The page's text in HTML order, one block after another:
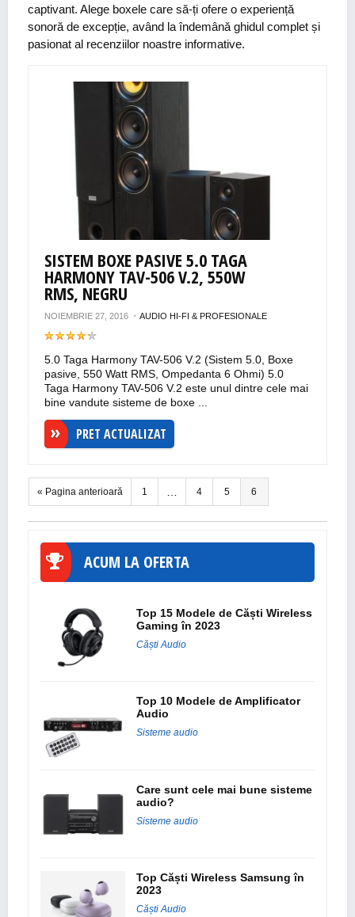
captivant. Alege boxele care să-ți ofere o experiență
sonoră de excepție, având la îndemână ghidul complet și
pasionat al recenziilor noastre informative.
SISTEM BOXE PASIVE 5.0 TAGA
HARMONY TAV-506 V.2, 550W
RMS, NEGRU
NOIEMBRIE 27, 2016 AUDIO HI-FI & PROFESIONALE
5.0 Taga Harmony TAV-506 V.2 (Sistem 5.0, Boxe
pasive, 550 Watt RMS, Ompedanta 6 Ohmi) 5.0
Taga Harmony TAV-506 V.2 este unul dintre cele mai
bine vandute sisteme de boxe ...
PRET ACTUALIZAT
« Pagina anterioară 1 4 5 6
ACUM LA OFERTA
Top 15 Modele de Căști Wireless
Gaming în 2023
Căști Audio
Top 10 Modele de Amplificator
Audio
Sisteme audio
Care sunt cele mai bune sisteme
audio?
Sisteme audio
Top Căști Wireless Samsung în
2023
Căști Audio